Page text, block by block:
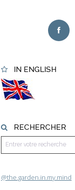
IN ENGLISH
RECHERCHER
@the.garden.in.my.mind